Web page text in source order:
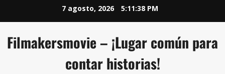
7 agosto, 2026 5:11:38 PM
Filmakersmovie – ¡Lugar común para
contar historias!